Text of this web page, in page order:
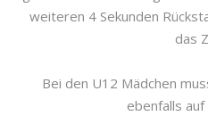
weiteren 4 Sekunden
das
Bei den U12 Mädchen
ebenfalls